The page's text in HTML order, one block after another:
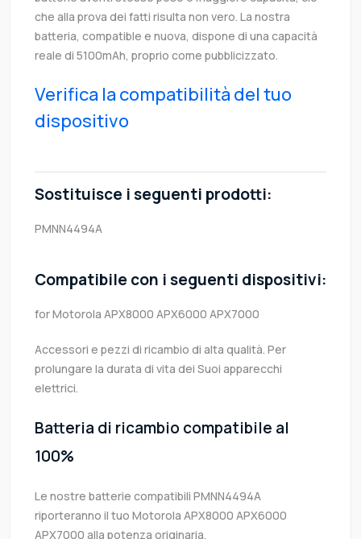
che alla prova dei fatti risulta non vero. La nostra
batteria, compatible e nuova, dispone di una capacità
reale di 5100mAh, proprio come pubblicizzato.
Verifica la compatibilità del tuo
dispositivo
Sostituisce i seguenti prodotti:
PMNN4494A
Compatibile con i seguenti dispositivi:
for Motorola APX8000 APX6000 APX7000
Accessori e pezzi di ricambio di alta qualità. Per
prolungare la durata di vita dei Suoi apparecchi
elettrici.
Batteria di ricambio compatibile al
100%
Le nostre batterie compatibili PMNN4494A
riporteranno il tuo Motorola APX8000 APX6000
APX7000 alla potenza originaria.